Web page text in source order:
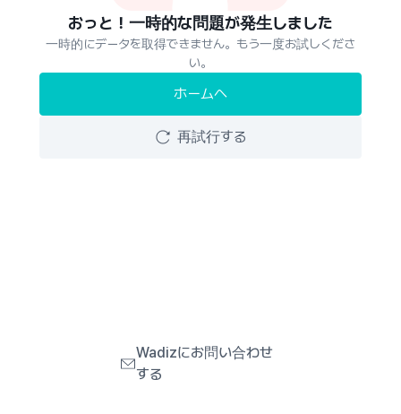
おっと！一時的な問題が発生しました
一時的にデータを取得できません。もう一度お試しくださ
い。
ホームへ
再試行する
Wadizにお問い合わせ
する